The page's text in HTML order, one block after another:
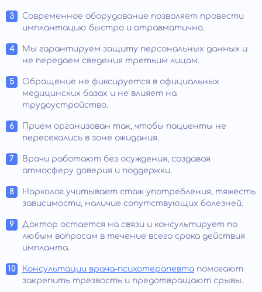
Современное оборудование позволяет провести
имплантацию быстро и атравматично.
Мы гарантируем защиту персональных данных и
не передаем сведения третьим лицам.
Обращение не фиксируется в официальных
медицинских базах и не влияет на
трудоустройство.
Прием организован так, чтобы пациенты не
пересекались в зоне ожидания.
Врачи работают без осуждения, создавая
атмосферу доверия и поддержки.
Нарколог учитывает стаж употребления, тяжесть
зависимости, наличие сопутствующих болезней.
Доктор остается на связи и консультирует по
любым вопросам в течение всего срока действия
импланта.
Консультации врача-психотерапевта помогают
закрепить трезвость и предотвращают срывы.